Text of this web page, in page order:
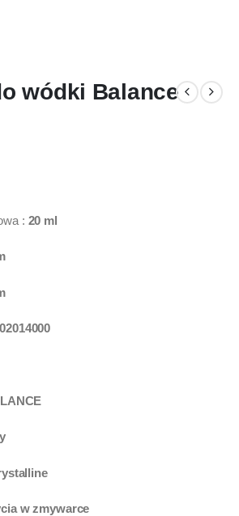
wódki Balance
: 20 ml
w zmywarce